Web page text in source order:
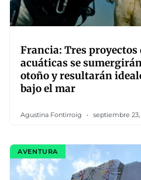
Francia: Tres proyectos
acuáticas se
otoño y resultarán
bajo el mar
Agustina Fontirroig septiembre 23,
AVENTURA